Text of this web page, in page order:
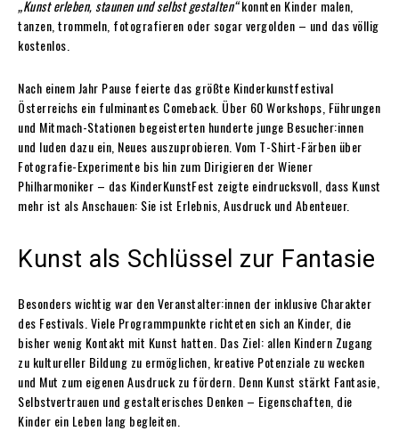
„Kunst erleben, staunen und selbst gestalten“konnten Kinder malen,
tanzen, trommeln, fotografieren oder sogar vergolden – und das völlig
kostenlos.
Nach einem Jahr Pause feierte das größte Kinderkunstfestival
Österreichs ein fulminantes Comeback. Über 60 Workshops, Führungen
und Mitmach-Stationen begeisterten hunderte junge Besucher:innen
und luden dazu ein, Neues auszuprobieren. Vom T-Shirt-Färben über
Fotografie-Experimente bis hin zum Dirigieren der Wiener
Philharmoniker – das KinderKunstFest zeigte eindrucksvoll, dass Kunst
mehr ist als Anschauen: Sie ist Erlebnis, Ausdruck und Abenteuer.
Kunst als Schlüssel zur Fantasie
Besonders wichtig war den Veranstalter:innen der inklusive Charakter
des Festivals. Viele Programmpunkte richteten sich an Kinder, die
bisher wenig Kontakt mit Kunst hatten. Das Ziel: allen Kindern Zugang
zu kultureller Bildung zu ermöglichen, kreative Potenziale zu wecken
und Mut zum eigenen Ausdruck zu fördern. Denn Kunst stärkt Fantasie,
Selbstvertrauen und gestalterisches Denken – Eigenschaften, die
Kinder ein Leben lang begleiten.